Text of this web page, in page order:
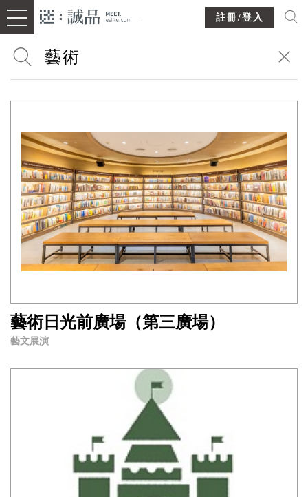
註冊/登入
藝術日光前廣場（第三廣場）
藝文展演